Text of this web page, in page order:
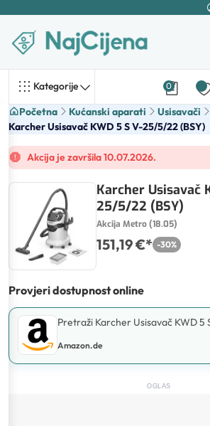
Kategorije 0
Početna Kućanski aparati
Usisavači
Karcher Usisavač KWD 5 S V-25/5/22 (BSY)
Akcija je završila 10.07.2026.
Karcher Usisavač
25/5/22 (BSY)
Akcija Metro (18.05)
151,19 €* -30%
Provjeri dostupnost online
Pretraži Karcher Usisavač KWD 5
Amazon.de
OGLAS